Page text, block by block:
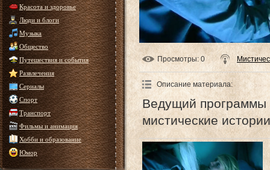
Красота и здоровье
Люди и блоги
Музыка
Общество
Путешествия и события
Развлечения
Сериалы
Спорт
Транспорт
Фильмы и анимация
Хобби и образование
Юмор
Просмотры: 0
Описание материала:
Ведущий программы
мистические